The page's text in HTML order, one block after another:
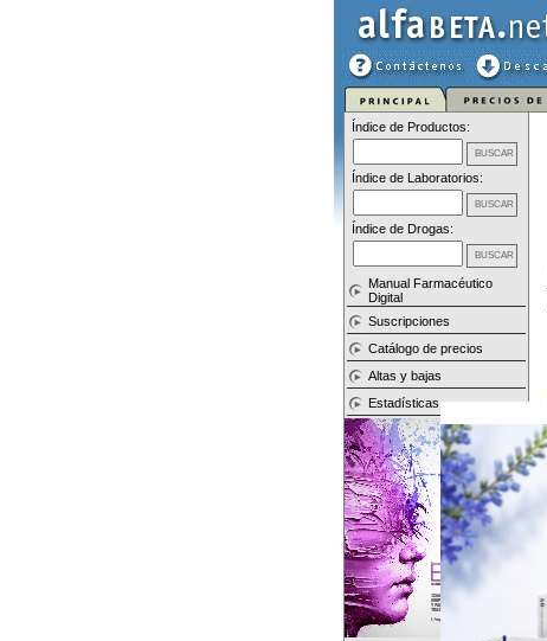
Índice de Productos:
Índice de Laboratorios:
Índice de Drogas:
Manual Farmacéutico
Digital
Suscripciones
Catálogo de precios
Altas y bajas
Estadísticas